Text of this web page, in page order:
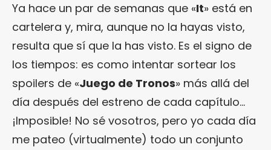
Ya hace un par de semanas que «It» está en
cartelera y, mira, aunque no la hayas visto,
resulta que sí que la has visto. Es el signo de
los tiempos: es como intentar sortear los
spoilers de «Juego de Tronos» más allá del
día después del estreno de cada capítulo…
¡Imposible! No sé vosotros, pero yo cada día
me pateo (virtualmente) todo un conjunto